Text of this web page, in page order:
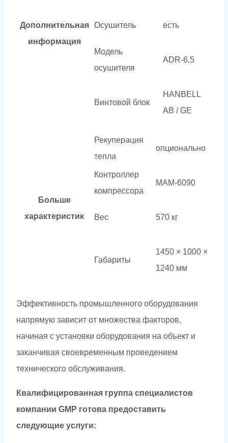
Дополнительная
информация
Осушитель есть
Модель
осушителя
ADR-6.5
Винтовой блок
HANBELL
AB / GE
Больше
характеристик
Рекуперация
тепла
опционально
Контроллер
компрессора
МАМ-6090
Вес 570 кг
Габариты
1450 × 1000 ×
1240 мм
Эффективность промышленного оборудования
напрямую зависит от множества факторов,
начиная с установки оборудования на объект и
заканчивая своевременным проведением
технического обслуживания.
Квалифицированная группа специалистов
компании GMP готова предоставить
следующие услуги: